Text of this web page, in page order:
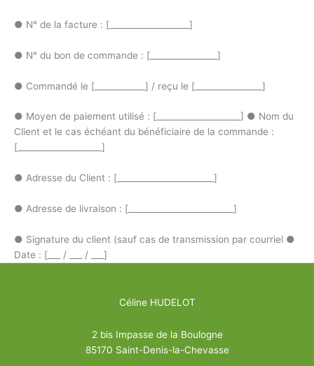
● N° de la facture : [___________________]
● N° du bon de commande : [________________]
● Commandé le [____________] / reçu le [________________]
● Moyen de paiement utilisé : [____________________] ● Nom du
Client et le cas échéant du bénéficiaire de la commande :
[____________________]
● Adresse du Client : [_______________________]
● Adresse de livraison : [_________________________]
● Signature du client (sauf cas de transmission par courriel ●
Date : [___ / ___ / ___]
Céline HUDELOT
2 bis Impasse de la Boulogne
85170 Saint-Denis-la-Chevasse